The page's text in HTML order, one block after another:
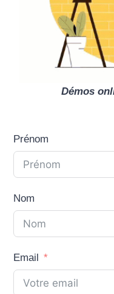
Démos
Prénom
Nom
Email